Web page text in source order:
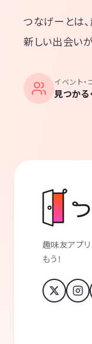
つなげーとは
新しい出会いが
イベント・
見つかる
趣味友アプ
もう！